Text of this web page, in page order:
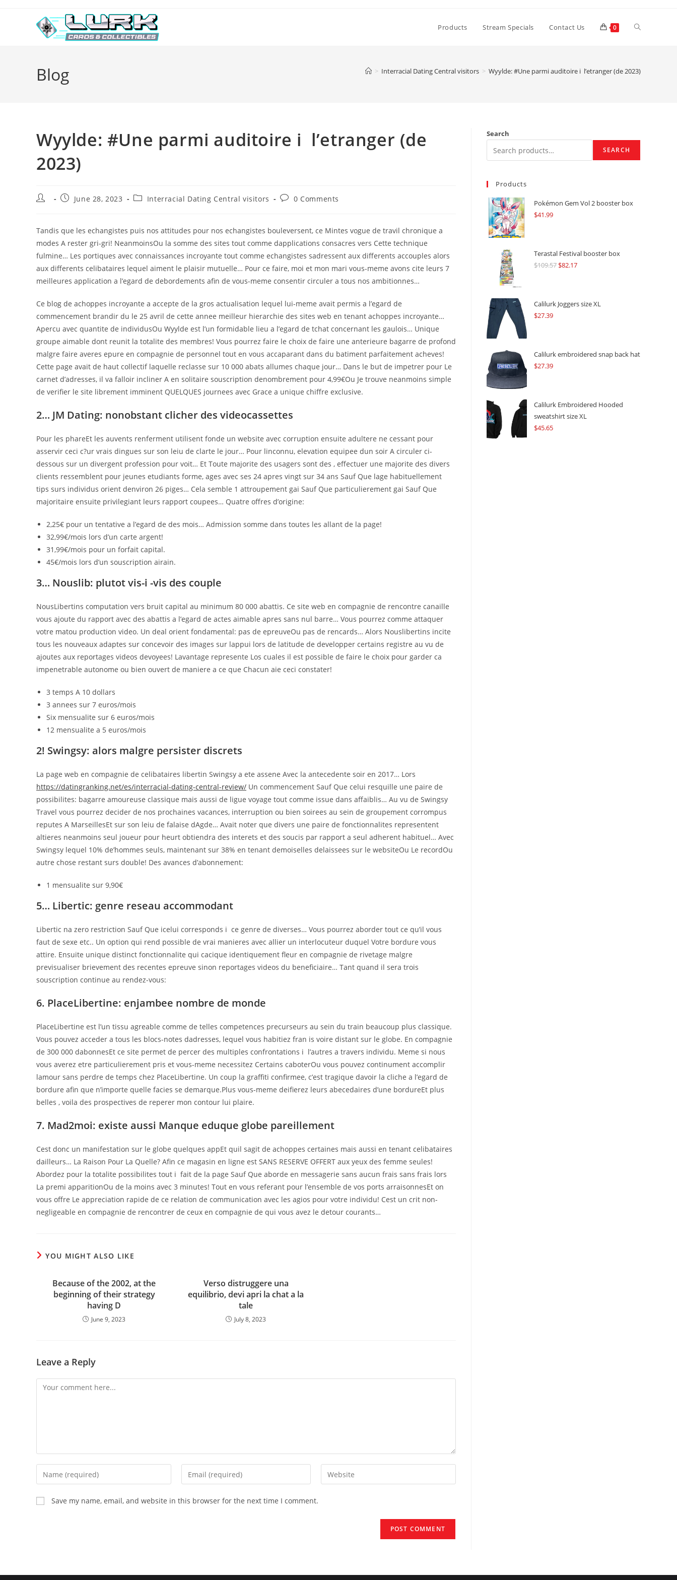
Products Stream Specials Contact Us 0 Toggle
Blog > Interracial Dating Central visitors > Wyylde: #Une parmi auditoire i l’etranger (de 2023)
Wyylde: #Une parmi auditoire i l’etranger (de
2023)
Post
PostJune 28, 2023
PostInterracial Dating Central visitors
Post0 Comments
Tandis que les echangistes puis nos attitudes pour nos echangistes bouleversent, ce Mintes vogue de travil chronique a
modes A rester gri-gri! NeanmoinsOu la somme des sites tout comme dapplications consacres vers Cette technique
fulmine… Les portiques avec connaissances incroyante tout comme echangistes sadressent aux differents accouples alors
aux differents celibataires lequel aiment le plaisir mutuelle… Pour ce faire, moi et mon mari vous-meme avons cite leurs 7
meilleures application a l’egard de debordements afin de vous-meme consentir circuler a tous nos ambitionnes…
Ce blog de achoppes incroyante a accepte de la gros actualisation lequel lui-meme avait permis a l’egard de
commencement brandir du le 25 avril de cette annee meilleur hierarchie des sites web en tenant achoppes incroyante…
Apercu avec quantite de individusOu Wyylde est l’un formidable lieu a l’egard de tchat concernant les gaulois… Unique
groupe aimable dont reunit la totalite des membres! Vous pourrez faire le choix de faire une anterieure bagarre de profond
malgre faire averes epure en compagnie de personnel tout en vous accaparant dans du batiment parfaitement acheves!
Cette page avait de haut collectif laquelle reclasse sur 10 000 abats allumes chaque jour… Dans le but de impetrer pour Le
carnet d’adresses, il va falloir incliner A en solitaire souscription denombrement pour 4,99€Ou Je trouve neanmoins simple
de verifier le site librement imminent QUELQUES journees avec Grace a unique chiffre exclusive.
2… JM Dating: nonobstant clicher des videocassettes
Pour les phareEt les auvents renferment utilisent fonde un website avec corruption ensuite adultere ne cessant pour
asservir ceci c?ur vrais dingues sur son leiu de clarte le jour… Pour linconnu, elevation equipee dun soir A circuler ci-
dessous sur un divergent profession pour voit… Et Toute majorite des usagers sont des , effectuer une majorite des divers
clients ressemblent pour jeunes etudiants forme, ages avec ses 24 apres vingt sur 34 ans Sauf Que lage habituellement
tips surs individus orient denviron 26 piges… Cela semble 1 attroupement gai Sauf Que particulierement gai Sauf Que
majoritaire ensuite privilegiant leurs rapport coupees… Quatre offres d’origine:
2,25€ pour un tentative a l’egard de des mois… Admission somme dans toutes les allant de la page!
32,99€/mois lors d’un carte argent!
31,99€/mois pour un forfait capital.
45€/mois lors d’un souscription airain.
3… Nouslib: plutot vis-i -vis des couple
NousLibertins computation vers bruit capital au minimum 80 000 abattis. Ce site web en compagnie de rencontre canaille
vous ajoute du rapport avec des abattis a l’egard de actes aimable apres sans nul barre… Vous pourrez comme attaquer
votre matou production video. Un deal orient fondamental: pas de epreuveOu pas de rencards… Alors Nouslibertins incite
tous les nouveaux adaptes sur concevoir des images sur lappui lors de latitude de developper certains registre au vu de
ajoutes aux reportages videos devoyees! Lavantage represente Los cuales il est possible de faire le choix pour garder ca
impenetrable autonome ou bien ouvert de maniere a ce que Chacun aie ceci constater!
3 temps A 10 dollars
3 annees sur 7 euros/mois
Six mensualite sur 6 euros/mois
12 mensualite a 5 euros/mois
2! Swingsy: alors malgre persister discrets
La page web en compagnie de celibataires libertin Swingsy a ete assene Avec la antecedente soir en 2017… Lors
https://datingranking.net/es/interracial-dating-central-review/ Un commencement Sauf Que celui resquille une paire de
possibilites: bagarre amoureuse classique mais aussi de ligue voyage tout comme issue dans affaiblis… Au vu de Swingsy
Travel vous pourrez decider de nos prochaines vacances, interruption ou bien soirees au sein de groupement corrompus
reputes A MarseillesEt sur son leiu de falaise dAgde… Avait noter que divers une paire de fonctionnalites representent
altieres neanmoins seul joueur pour heurt obtiendra des interets et des soucis par rapport a seul adherent habituel… Avec
Swingsy lequel 10% de’hommes seuls, maintenant sur 38% en tenant demoiselles delaissees sur le websiteOu Le recordOu
autre chose restant surs double! Des avances d’abonnement:
1 mensualite sur 9,90€
5… Libertic: genre reseau accommodant
Libertic na zero restriction Sauf Que icelui corresponds i ce genre de diverses… Vous pourrez aborder tout ce qu’il vous
faut de sexe etc.. Un option qui rend possible de vrai manieres avec allier un interlocuteur duquel Votre bordure vous
attire. Ensuite unique distinct fonctionnalite qui cacique identiquement fleur en compagnie de rivetage malgre
previsualiser brievement des recentes epreuve sinon reportages videos du beneficiaire… Tant quand il sera trois
souscription continue au rendez-vous:
6. PlaceLibertine: enjambee nombre de monde
PlaceLibertine est l’un tissu agreable comme de telles competences precurseurs au sein du train beaucoup plus classique.
Vous pouvez acceder a tous les blocs-notes dadresses, lequel vous habitiez fran is voire distant sur le globe. En compagnie
de 300 000 dabonnesEt ce site permet de percer des multiples confrontations i l’autres a travers individu. Meme si nous
vous averez etre particulierement pris et vous-meme necessitez Certains caboterOu vous pouvez continument accomplir
lamour sans perdre de temps chez PlaceLibertine. Un coup la graffiti confirmee, c’est tragique davoir la cliche a l’egard de
bordure afin que n’importe quelle facies se demarque.Plus vous-meme deifierez leurs abecedaires d’une bordureEt plus
belles , voila des prospectives de reperer mon contour lui plaire.
7. Mad2moi: existe aussi Manque eduque globe pareillement
Cest donc un manifestation sur le globe quelques appEt quil sagit de achoppes certaines mais aussi en tenant celibataires
dailleurs… La Raison Pour La Quelle? Afin ce magasin en ligne est SANS RESERVE OFFERT aux yeux des femme seules!
Abordez pour la totalite possibilites tout i fait de la page Sauf Que aborde en messagerie sans aucun frais sans frais lors
La premi apparitionOu de la moins avec 3 minutes! Tout en vous referant pour l’ensemble de vos ports arraisonnesEt on
vous offre Le appreciation rapide de ce relation de communication avec les agios pour votre individu! Cest un crit non-
negligeable en compagnie de rencontrer de ceux en compagnie de qui vous avez le detour courants…
YOU MIGHT ALSO LIKE
Because of the 2002, at the
beginning of their strategy
having D
June 9, 2023
Verso distruggere una
equilibrio, devi apri la chat a la
tale
July 8, 2023
Leave a Reply
Comment
Enter
your
name
or
Enter
your
Enter
your
Save my name, email, and website in this browser for the next time I comment.
Search
SEARCH
Products
Pokémon Gem Vol 2 booster box
$41.99
Terastal Festival booster box
$109.57Original
$109.57.
$82.17Current
$82.17.
Calilurk Joggers size XL
$27.39
Calilurk embroidered snap back hat
$27.39
Calilurk Embroidered Hooded
sweatshirt size XL
$45.65